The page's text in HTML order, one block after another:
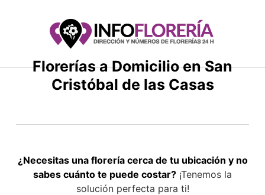
Florerías a Domicilio en San
Cristóbal de las Casas
¿Necesitas una florería cerca de tu ubicación y no
sabes cuánto te puede costar? ¡Tenemos la
solución perfecta para ti!